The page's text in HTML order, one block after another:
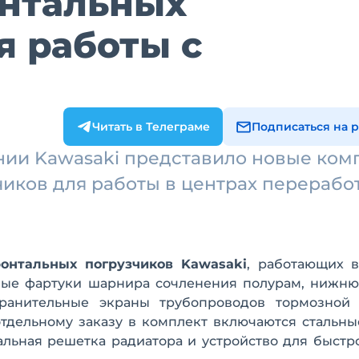
работы с
Читать в Телеграме Подписаться на
Kawasaki представило новые
для работы в центрах
погрузчиков Kawasaki, работающих
фартуки шарнира сочленения полурам,
экраны трубопроводов тормозной
заказу в комплект включаются
решетка радиатора и устройство для